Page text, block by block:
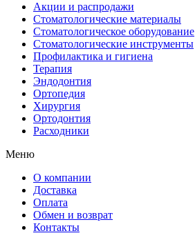
Акции и распродажи
Стоматологические материалы
Стоматологическое оборудование
Стоматологические инструменты
Профилактика и гигиена
Терапия
Эндодонтия
Ортопедия
Хирургия
Ортодонтия
Расходники
Меню
О компании
Доставка
Оплата
Обмен и возврат
Контакты